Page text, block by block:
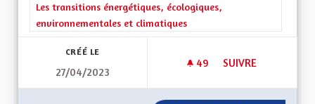
Filtrer les résultats de la catégorie : Les transitions
Les transitions énergétiques, écologiques,
environnementales et climatiques
CRÉÉ LE
27/04/2023
49 49 ABONNÉS
SUIVRE